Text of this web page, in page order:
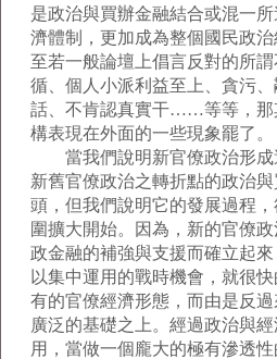
是政治與買辦金融結合或混一
濟體制，更加成為整個國民政治
至若一般論壇上倡言反對的所
循、個人小派利益至上、貪污
話、不肯認真實干……等等，那
構表現在外面的一些現象罷了。
當我們說明新官僚政治形成
新舊官僚政治之轉折點的政治
頭，但我們說明它的發展過程
圍擴大開始。因為，新的官僚
政金融的補強與支援而確立起
以集中運用的戰時機會，就很
有的官僚經濟形態，而由是反
廣泛的基礎之上。經過政治與
用，當做一個龐大的極有滲透